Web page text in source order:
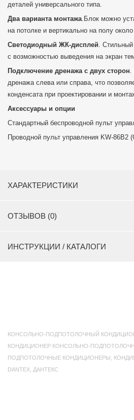
деталей универсального типа.
Два варианта монтажа.Блок можно
на потолке и вертикально на полу
Светодиодный ЖК-дисплей.
с возможностью выведения на экран
Подключение дренажа с двух сторон.
дренажа слева или справа, что
конденсата при проектировании и
Аксессуары и опции
Стандартный беспроводной пульт
Проводной пульт управления KW-86B2
ХАРАКТЕРИСТИКИ
ОТЗЫВОВ (0)
ИНСТРУКЦИИ / КАТАЛОГИ
КОНСОЛЬНО-ПОДПОТОЛОЧНЫЙ
КОНДИЦИОНЕР КОНСОЛЬНО-
ПОДПОТОЛОЧНЫЕ КОНДИЦИОНЕРЫ
DANTEX ДАНТЕКС